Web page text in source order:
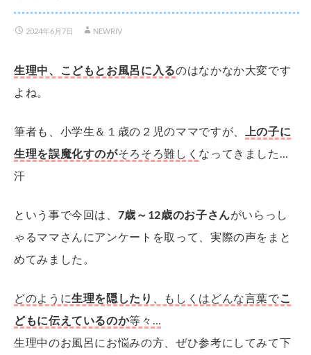
2024年6月7日 NEWRIV
生理中、こどもとお風呂に入るのはなかなか大変です
よね。
筆者も、小学生＆１歳の２児のママですが、
上の子に
生理を誤魔化すのがそろそろ難しく なってきました…
汗
という事で今回は、 7歳～12歳のお子さんがいらっし
ゃるママさんにアンケートを取って、実際の声をまと
めてみました。
どのように生理を隠したり 、もしくはどんな言葉でこ
どもに伝えているのか等々…
生理中のお風呂にお悩みの方、ぜひ参考にしてみて下